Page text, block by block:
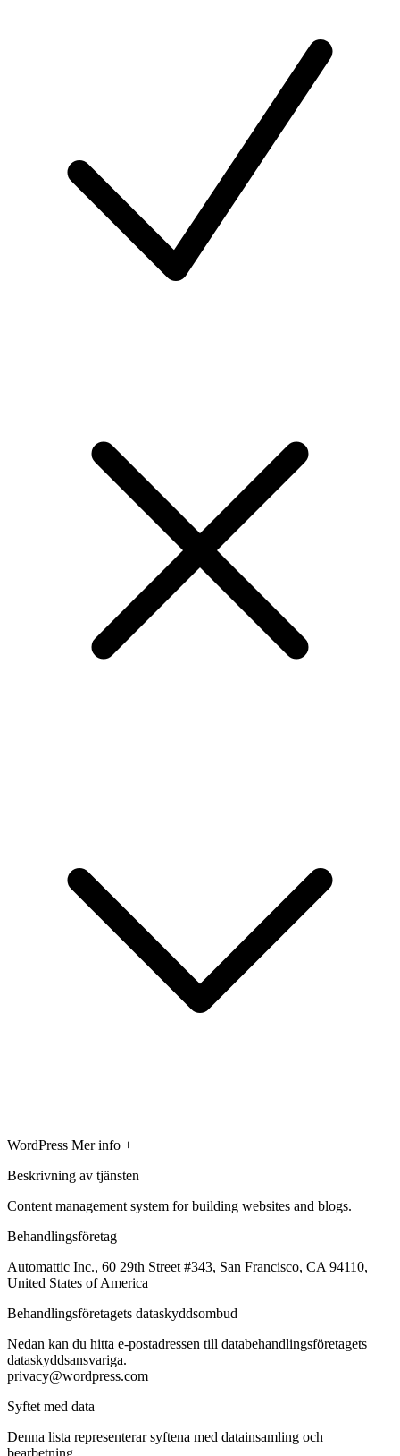
WordPress Mer info +
Beskrivning av tjänsten
Content management system for building websites and blogs.
Behandlingsföretag
Automattic Inc., 60 29th Street #343, San Francisco, CA 94110,
United States of America
Behandlingsföretagets dataskyddsombud
Nedan kan du hitta e-postadressen till databehandlingsföretagets
dataskyddsansvariga.
privacy@wordpress.com
Syftet med data
Denna lista representerar syftena med datainsamling och